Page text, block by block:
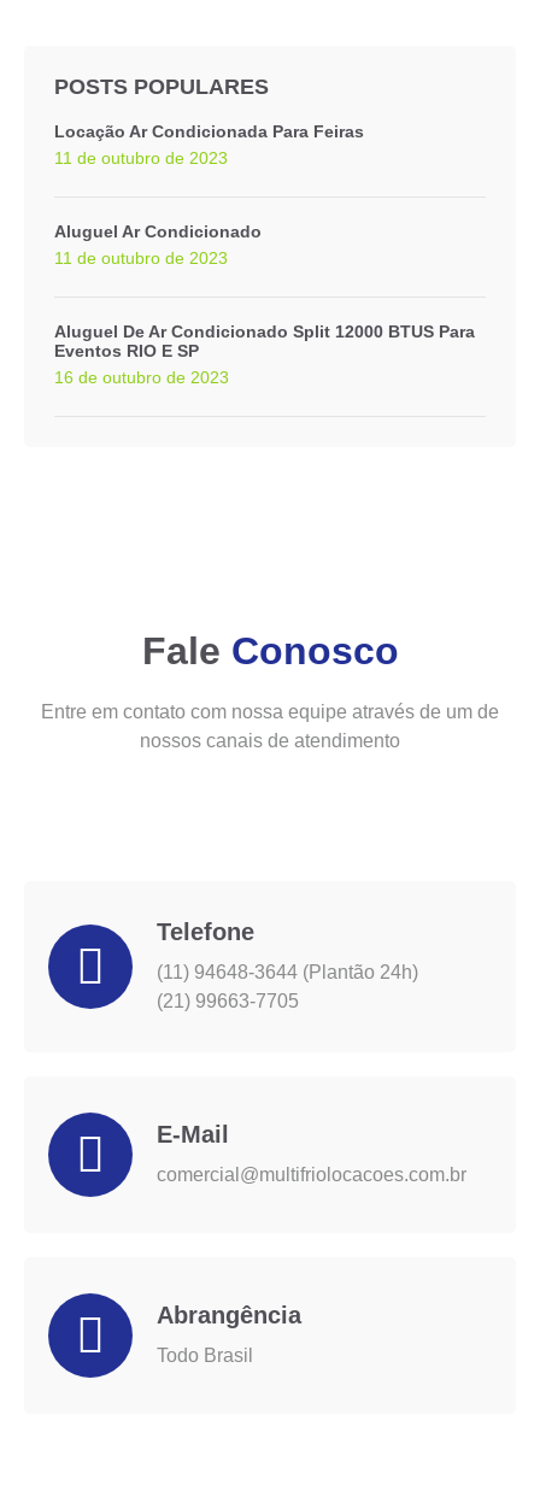
POSTS POPULARES
Locação Ar Condicionada Para Feiras
11 de outubro de 2023
Aluguel Ar Condicionado
11 de outubro de 2023
Aluguel De Ar Condicionado Split 12000 BTUS Para
Eventos RIO E SP
16 de outubro de 2023
Fale Conosco
Entre em contato com nossa equipe através de um de
nossos canais de atendimento
Telefone
(11) 94648-3644 (Plantão 24h)
(21) 99663-7705
E-Mail
comercial@multifriolocacoes.com.br
Abrangência
Todo Brasil